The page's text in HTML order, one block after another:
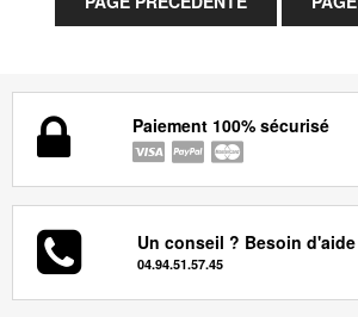
Paiement 100% sécurisé
Un conseil ? Besoin
04.94.51.57.45